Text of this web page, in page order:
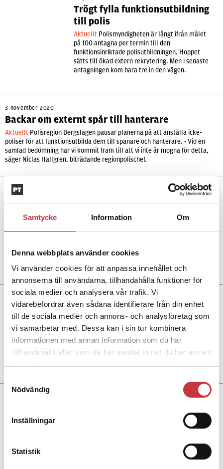
Samtycke Information Om
Denna webbplats använder cookies
Vi använder cookies för att anpassa innehållet och
annonserna till användarna, tillhandahålla funktioner för
sociala medier och analysera vår trafik. Vi
vidarebefordrar även sådana identifierare från din enhet
till de sociala medier och annons- och analysföretag som
vi samarbetar med. Dessa kan i sin tur kombinera
informationen med annan information som du har
tillhandahållit eller som de har samlat in när du har använt
Nödvändig
Inställningar
Statistik
Trögt fylla funktionsutbildning
till polis
Aktuellt Polismyndigheten är långt ifrån målet
på 100 antagna per termin till den
funktionsinriktade polisutbildningen. Hoppet
sätts till ökad extern rekrytering. Men i senaste
antagningen kom bara tre in den vägen.
3 november 2020
Backar om externt spår till hanterare
Aktuellt Polisregion Bergslagen pausar planerna på att anställa icke-
poliser för att funktionsutbilda dem till spanare och hanterare. - Vid en
samlad bedömning har vi kommit fram till att vi inte är mogna för detta,
säger Niclas Hallgren, biträdande regionpolischef.
utifrån
AktuelltPolisregion Bergslagen planerar att
till spanare, hanterare och trafikpoliser.
3 februari 2020
Komprimerad polisutbildning
öppnas för fler
AktuelltSkatteutredare, banktjänstemän och
socialsekreterare kan nästa år få chansen att